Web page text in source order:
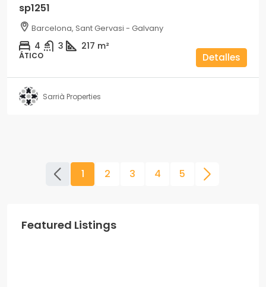
sp1251
Barcelona, Sant Gervasi - Galvany
4 3 217 m²
ÁTICO Detalles
Sarrià Properties
1 2 3 4 5
Featured Listings